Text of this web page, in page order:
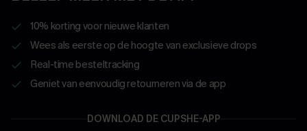
10% korting voor nieuwe klanten
Wees als eerste op de hoogte van exclusieve drops
Real-time besteltracking
Geniet van eenvoudig retourneren via de app
DOWNLOAD DE CUPSHE-APP